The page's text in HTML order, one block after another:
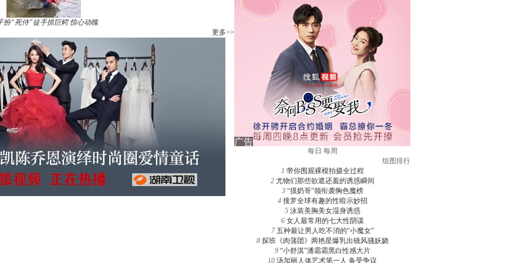
扮“死侍”徒手抓巨鳄 惊心动魄
更多>>
每日 每周
组图排行
1 带你围观裸模拍摄全过程
2 尤物们那些欲遮还羞的诱惑瞬间
3 “摸奶哥”领衔袭胸色魔榜
4 搜罗全球有趣的性暗示妙招
5 泳装美胸美女湿身诱惑
6 女人最常用的七大性阴谋
7 五种最让男人吃不消的“小魔女”
8 探班《肉蒲团》两艳星爆乳出镜风骚妖娆
9 “小舒淇”潘霜霜黑白性感大片
10 汤加丽人体艺术第一人 备受争议